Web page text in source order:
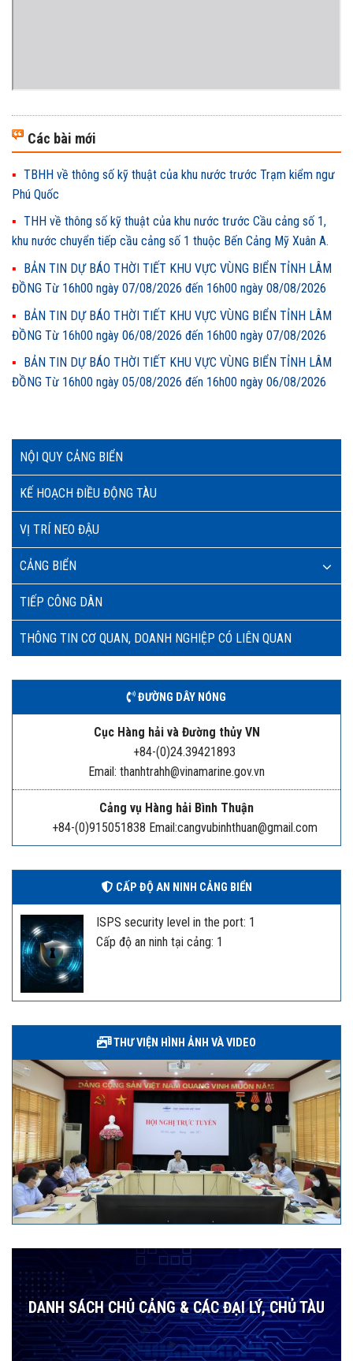
NỘI QUY CẢNG BIỂN
KẾ HOẠCH ĐIỀU ĐỘNG TÀU
VỊ TRÍ NEO ĐẬU
CẢNG BIỂN
TIẾP CÔNG DÂN
THÔNG TIN CƠ QUAN, DOANH NGHIỆP CÓ LIÊN QUAN
ĐƯỜNG DÂY NÓNG
Cục Hàng hải và Đường thủy VN
+84-(0)24.39421893
Email: thanhtrahh@vinamarine.gov.vn
Cảng vụ Hàng hải Bình Thuận
+84-(0)915051838 Email:cangvubinhthuan@gmail.com
CẤP ĐỘ AN NINH CẢNG BIỂN
ISPS security level in the port: 1
Cấp độ an ninh tại cảng: 1
THƯ VIỆN HÌNH ẢNH VÀ VIDEO
DANH SÁCH CHỦ CẢNG & CÁC ĐẠI LÝ, CHỦ TÀU
Các bài mới
TBHH về thông số kỹ thuật của khu nước trước Trạm kiểm ngư
Phú Quốc
THH về thông số kỹ thuật của khu nước trước Cầu cảng số 1,
khu nước chuyển tiếp cầu cảng số 1 thuộc Bến Cảng Mỹ Xuân A.
BẢN TIN DỰ BÁO THỜI TIẾT KHU VỰC VÙNG BIỂN TỈNH LÂM
ĐỒNG Từ 16h00 ngày 07/08/2026 đến 16h00 ngày 08/08/2026
BẢN TIN DỰ BÁO THỜI TIẾT KHU VỰC VÙNG BIỂN TỈNH LÂM
ĐỒNG Từ 16h00 ngày 06/08/2026 đến 16h00 ngày 07/08/2026
BẢN TIN DỰ BÁO THỜI TIẾT KHU VỰC VÙNG BIỂN TỈNH LÂM
ĐỒNG Từ 16h00 ngày 05/08/2026 đến 16h00 ngày 06/08/2026